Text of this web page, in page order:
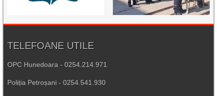
TELEFOANE UTILE
OPC Hunedoara - 0254.214.971
Poliția Petroșani - 0254.541.930